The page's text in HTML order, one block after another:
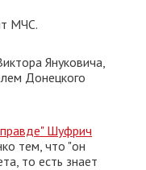
МЧС.
Януковича,
Донецкого
Шуфрич
тем, что "он
то есть знает